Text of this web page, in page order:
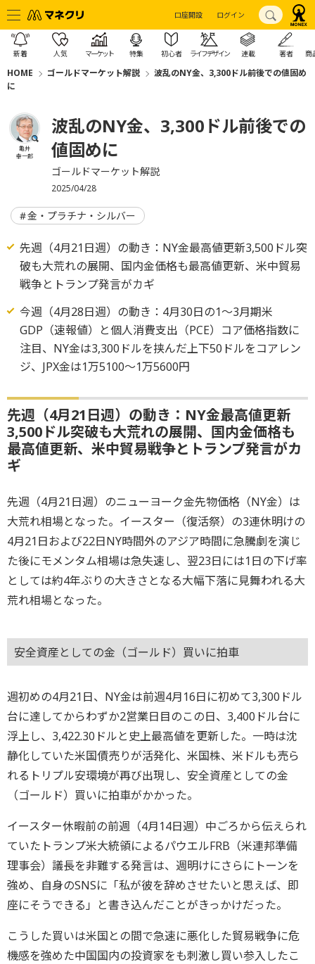
口座開設 ログイン
新着 人気 マーケット 特集 初心者 ライフデザイン 連載 著者 商
HOME ゴールドマーケット解説
波乱のNY金、3,300ドル前後での値固め
に
亀井
幸一郎
波乱のNY金、3,300ドル前後での
値固めに
ゴールドマーケット解説
2025/04/28
金・プラチナ・シルバー
先週（4月21日週）の動き：NY金最高値更新3,500ドル突
破も大荒れの展開、国内金価格も最高値更新、米中貿易
戦争とトランプ発言がカギ
今週（4月28日週）の動き：4月30日の1～3月期米
GDP（速報値）と個人消費支出（PCE）コア価格指数に
注目、NY金は3,300ドルを挟んだ上下50ドルをコアレン
ジ、JPX金は1万5100～1万5600円
先週（4月21日週）の動き：NY金最高値更新
3,500ドル突破も大荒れの展開、国内金価格も
最高値更新、米中貿易戦争とトランプ発言がカ
ギ
先週（4月21日週）のニューヨーク金先物価格（NY金）は
大荒れ相場となった。イースター（復活祭）の3連休明けの
4月21日および22日NY時間外のアジア時間に急騰劇を演じ
た後にモメンタム相場は急失速し、翌23日には1日の下げ率
としては約4年ぶりの大きさとなる大幅下落に見舞われる大
荒れ相場となった。
安全資産としての金（ゴールド）買いに拍車
週初めの4月21日、NY金は前週4月16日に初めて3,300ドル
台に達してからわずか2営業日目のこの日、3,400ドル台に
浮上し、3,422.30ドルと史上最高値を更新した。一時は沈
静化していた米国債売りが活発化、米国株、米ドルも売ら
れるトリプル安環境が再び出現し、安全資産としての金
（ゴールド）買いに拍車がかかった。
イースター休暇前の前週（4月14日週）中ごろから伝えられ
ていたトランプ米大統領によるパウエルFRB（米連邦準備
理事会）議長を非難する発言は、週明けにさらにトーンを
強め、自身のSNSに「私が彼を辞めさせたいと思えば、即
座にそうできる」と書き込んだことがきっかけだった。
こうした買いは米国との間で急速に悪化した貿易戦争に危
機感を強めた中国国内の投資家をも刺激し買い参入したこ